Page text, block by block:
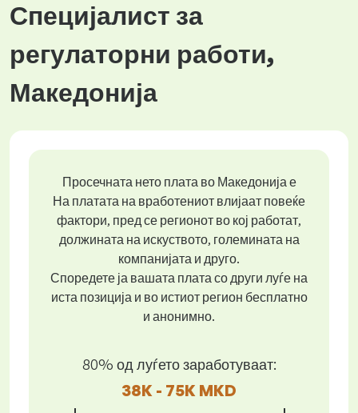
Специјалист за
регулаторни работи,
Македонија
Просечната нето плата во Македонија е
На платата на вработениот влијаат повеќе
фактори, пред се регионот во кој работат,
должината на искуството, големината на
компанијата и друго.
Споредете ја вашата плата со други луѓе на
иста позиција и во истиот регион бесплатно
и анонимно.
80% од луѓето заработуваат:
38K - 75K MKD